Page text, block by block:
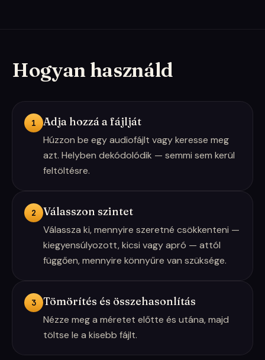
Hogyan használd
1 Adja hozzá a fájlját
Húzzon be egy audiofájlt vagy keresse meg
azt. Helyben dekódolódik — semmi sem kerül
feltöltésre.
2 Válasszon szintet
Válassza ki, mennyire szeretné csökkenteni —
kiegyensúlyozott, kicsi vagy apró — attól
függően, mennyire könnyűre van szüksége.
3 Tömörítés és összehasonlítás
Nézze meg a méretet előtte és utána, majd
töltse le a kisebb fájlt.